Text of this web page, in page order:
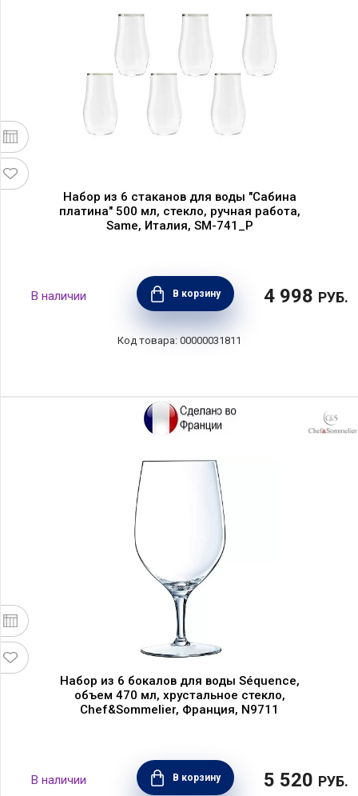
Набор из 6 стаканов для воды "Сабина
платина" 500 мл, стекло, ручная работа,
Same, Италия, SM-741_P
В корзину 4 998 РУБ.
00000031811
Набор из 6 бокалов для воды Séquence,
объем 470 мл, хрустальное стекло,
Chef&Sommelier, Франция, N9711
В корзину 5 520 РУБ.